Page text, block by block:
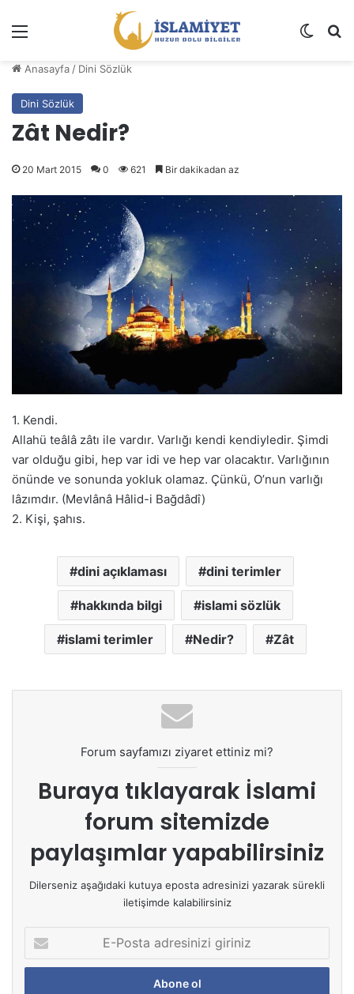
Dış
Anasayfa / Dini Sözlük
Dini Sözlük
Zât Nedir?
20 Mart 2015 0 621 Bir dakikadan az
1. Kendi.
Allahü teâlâ zâtı ile vardır. Varlığı kendi kendiyledir. Şimdi
var olduğu gibi, hep var idi ve hep var olacaktır. Varlığının
önünde ve sonunda yokluk olamaz. Çünkü, O’nun varlığı
lâzımdır. (Mevlânâ Hâlid-i Bağdâdî)
2. Kişi, şahıs.
dini açıklaması dini terimler
hakkında bilgi islami sözlük
islami terimler Nedir? Zât
Forum sayfamızı ziyaret ettiniz mi?
Buraya tıklayarak İslami
forum sitemizde
paylaşımlar yapabilirsiniz
Dilerseniz aşağıdaki kutuya eposta adresinizi yazarak sürekli
iletişimde kalabilirsiniz
P